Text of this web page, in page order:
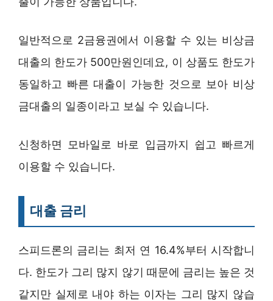
일반적으로 2금융권에서 이용할 수 있는 비상금
대출의 한도가 500만원인데요, 이 상품도 한도가
동일하고 빠른 대출이 가능한 것으로 보아 비상
금대출의 일종이라고 보실 수 있습니다.
신청하면 모바일로 바로 입금까지 쉽고 빠르게
이용할 수 있습니다.
대출 금리
스피드론의 금리는 최저 연 16.4%부터 시작합니
다. 한도가 그리 많지 않기 때문에 금리는 높은 것
같지만 실제로 내야 하는 이자는 그리 많지 않습